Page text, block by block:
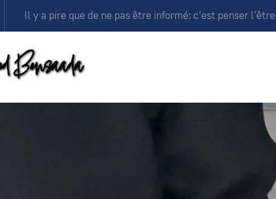
Il y a pire que de ne pas être informé: c’est penser l’être